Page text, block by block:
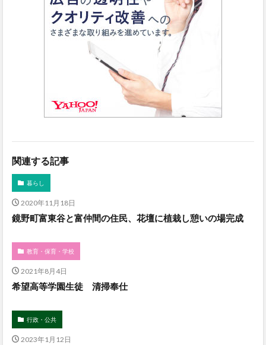
関連する記事
暮らし
2020年11月18日
鏡野町富東谷と富仲間の住民、花壇に植栽し憩いの場完成
教育・保育・学校
2021年8月4日
希望高等学園生徒 清掃奉仕
行政・公共
2023年1月12日